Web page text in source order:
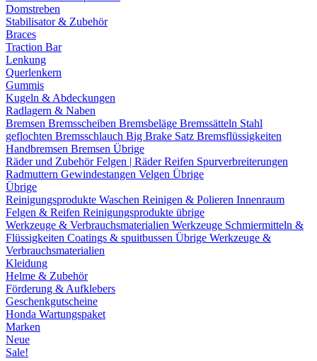
Domstreben
Stabilisator & Zubehör
Braces
Traction Bar
Lenkung
Querlenkern
Gummis
Kugeln & Abdeckungen
Radlagern & Naben
Bremsen Bremsscheiben Bremsbeläge Bremssätteln Stahl
geflochten Bremsschlauch Big Brake Satz Bremsflüssigkeiten
Handbremsen Bremsen Übrige
Räder und ZubehörFelgen | RäderReifen Spurverbreiterungen
Radmuttern Gewindestangen Velgen Übrige
Übrige
Reinigungsprodukte Waschen Reinigen & Polieren Innenraum
Felgen & Reifen Reinigungsprodukte übrige
Werkzeuge & Verbrauchsmaterialien Werkzeuge Schmiermitteln &
Flüssigkeiten Coatings & spuitbussen Übrige Werkzeuge &
Verbrauchsmaterialien
Kleidung
Helme & Zubehör
Förderung & Aufklebers
Geschenkgutscheine
Honda Wartungspaket
Marken
Neue
Sale!